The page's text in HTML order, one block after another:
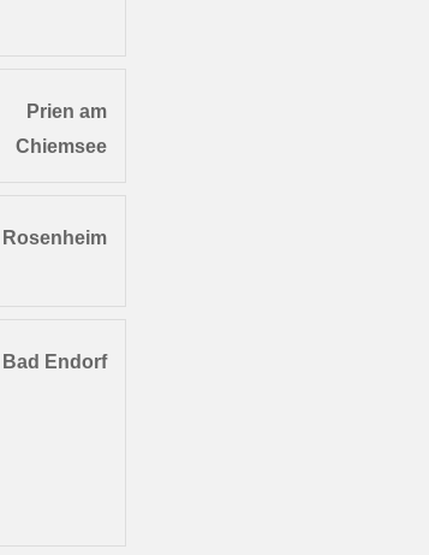
Prien am
Chiemsee
Rosenheim
Bad Endorf